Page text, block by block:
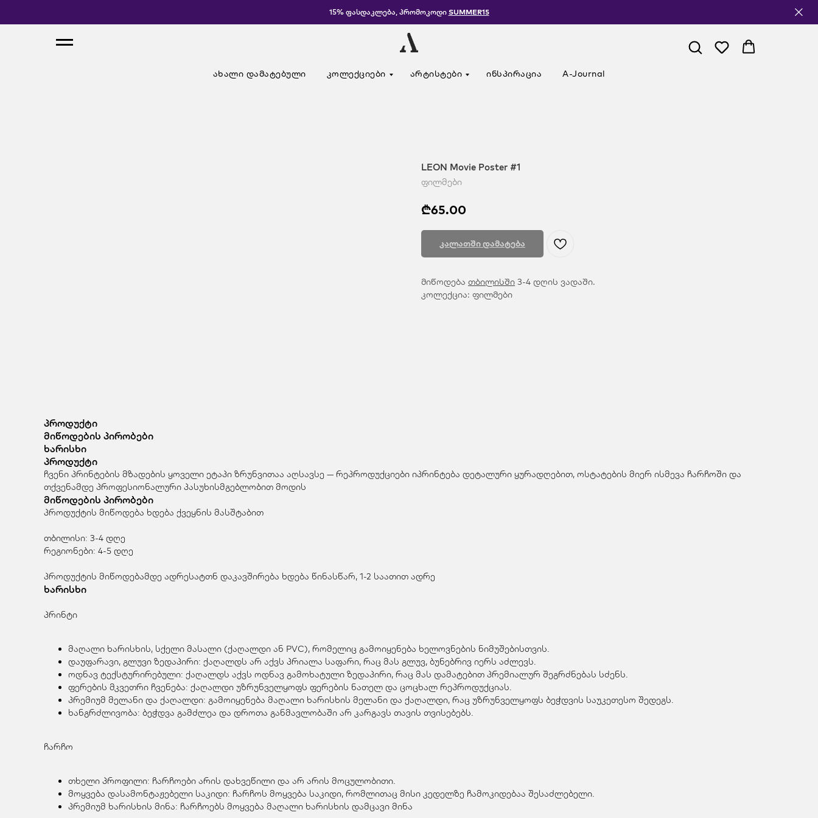
15% ფასდაკლება, პრომოკოდი SUMMER15
ახალი დამატებული კოლექციები არტისტები ინსპირაცია A-Journal
LEON Movie Poster #1
ფილმები
₾65.00
კალათში დამატება
მიწოდება თბილისში 3-4 დღის ვადაში.
კოლექცია: ფილმები
პროდუქტი
მიწოდების პირობები
ხარისხი
პროდუქტი
ჩვენი პრინტების მზადების ყოველი ეტაპი ზრუნვითაა აღსავსე — რეპროდუქციები იპრინტება დეტალური ყურადღებით, ოსტატების მიერ ისმევა ჩარჩოში და
თქვენამდე პროფესიონალური პასუხისმგებლობით მოდის
მიწოდების პირობები
პროდუქტის მიწოდება ხდება ქვეყნის მასშტაბით
თბილისი: 3-4 დღე
რეგიონები: 4-5 დღე
პროდუქტის მიწოდებამდე ადრესატთნ დაკავშირება ხდება წინასწარ, 1-2 საათით ადრე
ხარისხი
პრინტი
მაღალი ხარისხის, სქელი მასალი (ქაღალდი ან PVC), რომელიც გამოიყენება ხელოვნების ნიმუშებისთვის.
დაუფარავი, გლუვი ზედაპირი: ქაღალდს არ აქვს პრიალა საფარი, რაც მას გლუვ, ბუნებრივ იერს აძლევს.
ოდნავ ტექსტურირებული: ქაღალდს აქვს ოდნავ გამოხატული ზედაპირი, რაც მას დამატებით პრემიალურ შეგრძნებას სძენს.
ფერების მკვეთრი ჩვენება: ქაღალდი უზრუნველყოფს ფერების ნათელ და ცოცხალ რეპროდუქციას.
პრემიუმ მელანი და ქაღალდი: გამოიყენება მაღალი ხარისხის მელანი და ქაღალდი, რაც უზრუნველყოფს ბეჭდვის საუკეთესო შედეგს.
ხანგრძლივობა: ბეჭდვა გამძლეა და დროთა განმავლობაში არ კარგავს თავის თვისებებს.
ჩარჩო
თხელი პროფილი: ჩარჩოები არის დახვეწილი და არ არის მოცულობითი.
მოყვება დასამონტაჟებელი საკიდი: ჩარჩოს მოყვება საკიდი, რომლითაც მისი კედელზე ჩამოკიდებაა შესაძლებელი.
პრემიუმ ხარისხის მინა: ჩარჩოებს მოყვება მაღალი ხარისხის დამცავი მინა